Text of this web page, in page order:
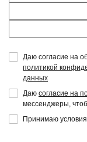
Даю согласие на
политикой
данных
Даю согласие на
мессенджеры,
Принимаю условия